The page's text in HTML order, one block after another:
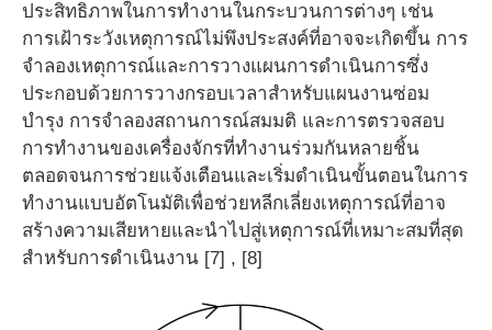
ประสิทธิภาพในการทำงานในกระบวนการต่างๆ เช่น
การเฝ้าระวังเหตุการณ์ไม่พึงประสงค์ที่อาจจะเกิดขึ้น การ
จำลองเหตุการณ์และการวางแผนการดำเนินการซึ่ง
ประกอบด้วยการวางกรอบเวลาสำหรับแผนงานซ่อม
บำรุง การจำลองสถานการณ์สมมติ และการตรวจสอบ
การทำงานของเครื่องจักรที่ทำงานร่วมกันหลายชิ้น
ตลอดจนการช่วยแจ้งเตือนและเริ่มดำเนินขั้นตอนในการ
ทำงานแบบอัตโนมัติเพื่อช่วยหลีกเลี่ยงเหตุการณ์ที่อาจ
สร้างความเสียหายและนำไปสู่เหตุการณ์ที่เหมาะสมที่สุด
สำหรับการดำเนินงาน [7] , [8]